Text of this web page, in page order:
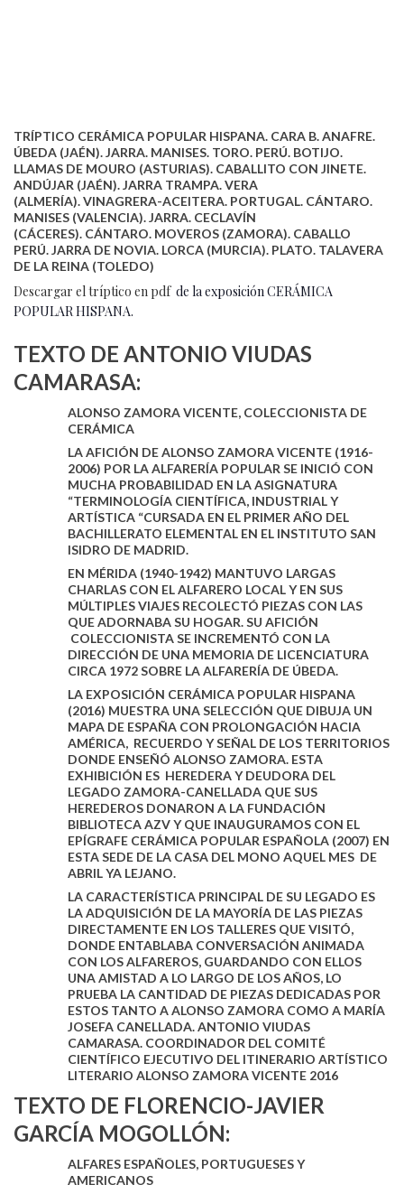
TRÍPTICO CERÁMICA POPULAR HISPANA. CARA B. ANAFRE.
ÚBEDA (JAÉN). JARRA. MANISES. TORO. PERÚ. BOTIJO.
LLAMAS DE MOURO (ASTURIAS). CABALLITO CON JINETE.
ANDÚJAR (JAÉN). JARRA TRAMPA. VERA
(ALMERÍA). VINAGRERA-ACEITERA. PORTUGAL. CÁNTARO.
MANISES (VALENCIA). JARRA. CECLAVÍN
(CÁCERES). CÁNTARO. MOVEROS (ZAMORA). CABALLO
PERÚ. JARRA DE NOVIA. LORCA (MURCIA). PLATO. TALAVERA
DE LA REINA (TOLEDO)
Descargar el tríptico en pdfde la exposición CERÁMICA
POPULAR HISPANA.
TEXTO DE ANTONIO VIUDAS
CAMARASA:
ALONSO ZAMORA VICENTE, COLECCIONISTA DE
CERÁMICA
LA AFICIÓN DE ALONSO ZAMORA VICENTE (1916-
2006) POR LA ALFARERÍA POPULAR SE INICIÓ CON
MUCHA PROBABILIDAD EN LA ASIGNATURA
“TERMINOLOGÍA CIENTÍFICA, INDUSTRIAL Y
ARTÍSTICA “CURSADA EN EL PRIMER AÑO DEL
BACHILLERATO ELEMENTAL EN EL INSTITUTO SAN
ISIDRO DE MADRID.
EN MÉRIDA (1940-1942) MANTUVO LARGAS
CHARLAS CON EL ALFARERO LOCAL Y EN SUS
MÚLTIPLES VIAJES RECOLECTÓ PIEZAS CON LAS
QUE ADORNABA SU HOGAR. SU AFICIÓN
COLECCIONISTA SE INCREMENTÓ CON LA
DIRECCIÓN DE UNA MEMORIA DE LICENCIATURA
CIRCA 1972 SOBRE LA ALFARERÍA DE ÚBEDA.
LA EXPOSICIÓN CERÁMICA POPULAR HISPANA
(2016) MUESTRA UNA SELECCIÓN QUE DIBUJA UN
MAPA DE ESPAÑA CON PROLONGACIÓN HACIA
AMÉRICA, RECUERDO Y SEÑAL DE LOS TERRITORIOS
DONDE ENSEÑÓ ALONSO ZAMORA. ESTA
EXHIBICIÓN ES HEREDERA Y DEUDORA DEL
LEGADO ZAMORA-CANELLADA QUE SUS
HEREDEROS DONARON A LA FUNDACIÓN
BIBLIOTECA AZV Y QUE INAUGURAMOS CON EL
EPÍGRAFE CERÁMICA POPULAR ESPAÑOLA (2007) EN
ESTA SEDE DE LA CASA DEL MONO AQUEL MES DE
ABRIL YA LEJANO.
LA CARACTERÍSTICA PRINCIPAL DE SU LEGADO ES
LA ADQUISICIÓN DE LA MAYORÍA DE LAS PIEZAS
DIRECTAMENTE EN LOS TALLERES QUE VISITÓ,
DONDE ENTABLABA CONVERSACIÓN ANIMADA
CON LOS ALFAREROS, GUARDANDO CON ELLOS
UNA AMISTAD A LO LARGO DE LOS AÑOS, LO
PRUEBA LA CANTIDAD DE PIEZAS DEDICADAS POR
ESTOS TANTO A ALONSO ZAMORA COMO A MARÍA
JOSEFA CANELLADA. ANTONIO VIUDAS
CAMARASA. COORDINADOR DEL COMITÉ
CIENTÍFICO EJECUTIVO DEL ITINERARIO ARTÍSTICO
LITERARIO ALONSO ZAMORA VICENTE 2016
TEXTO DE FLORENCIO-JAVIER
GARCÍA MOGOLLÓN:
ALFARES ESPAÑOLES, PORTUGUESES Y
AMERICANOS